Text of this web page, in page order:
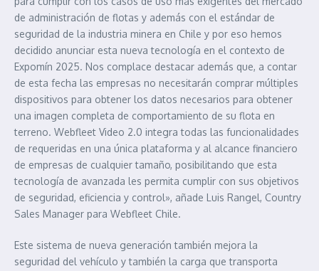
de administración de flotas y además con el estándar de
seguridad de la industria minera en Chile y por eso hemos
decidido anunciar esta nueva tecnología en el contexto de
Expomín 2025. Nos complace destacar además que, a contar
de esta fecha las empresas no necesitarán comprar múltiples
dispositivos para obtener los datos necesarios para obtener
una imagen completa de comportamiento de su flota en
terreno. Webfleet Video 2.0 integra todas las funcionalidades
de requeridas en una única plataforma y al alcance financiero
de empresas de cualquier tamaño, posibilitando que esta
tecnología de avanzada les permita cumplir con sus objetivos
de seguridad, eficiencia y control», añade Luis Rangel, Country
Sales Manager para Webfleet Chile.
Este sistema de nueva generación también mejora la
seguridad del vehículo y también la carga que transporta